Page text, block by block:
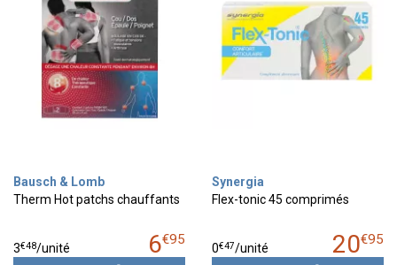
Bausch & Lomb
Therm Hot patchs chauffants
6€95
3€48/unité
Synergia
Flex-tonic 45 comprimés
20€95
0€47/unité